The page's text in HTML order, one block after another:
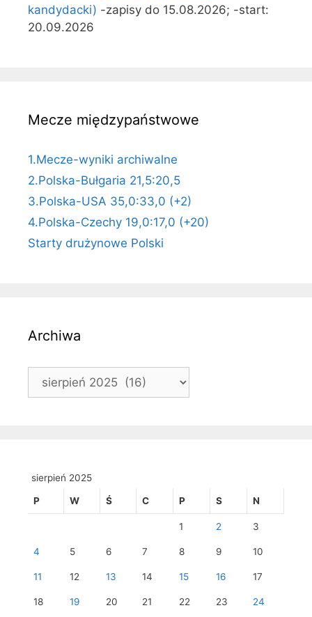
kandydacki) -zapisy do 15.08.2026; -start:
20.09.2026
Mecze międzypaństwowe
1.Mecze-wyniki archiwalne
2.Polska-Bułgaria 21,5:20,5
3.Polska-USA 35,0:33,0 (+2)
4.Polska-Czechy 19,0:17,0 (+20)
Starty drużynowe Polski
Archiwa
Archiwa
sierpień 2025
P W Ś C P S N
1 2 3
4 5 6 7 8 9 10
11 12 13 14 15 16 17
18 19 20 21 22 23 24